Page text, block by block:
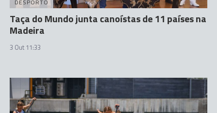
DESPORTO
Taça do Mundo junta canoístas de 11 países na
Madeira
3 Out 11:33